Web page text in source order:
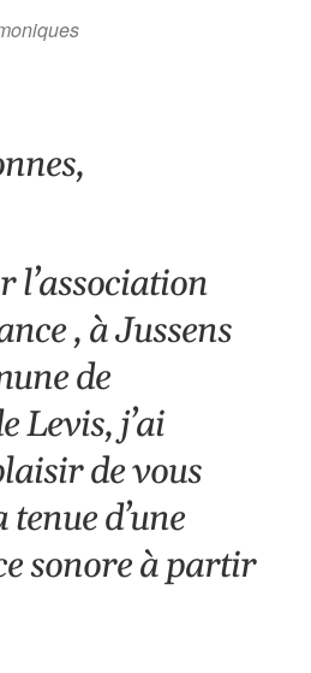
l’association
, à Jussens
de
Levis, j’ai
de vous
d’une
sonore à partir